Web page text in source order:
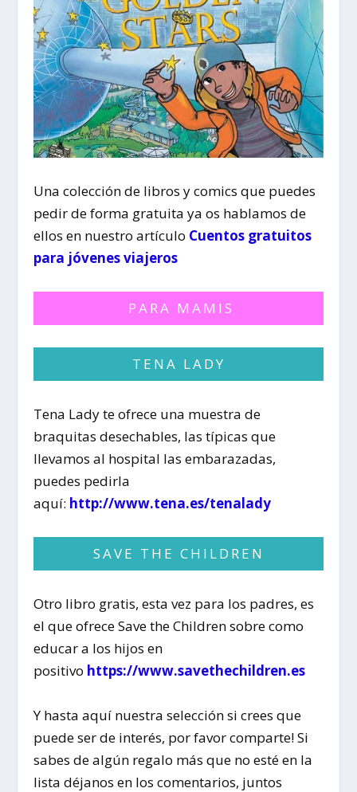
Una colección de libros y comics que puedes
pedir de forma gratuita ya os hablamos de
ellos en nuestro artículo Cuentos gratuitos
para jóvenes viajeros
PARA MAMIS
TENA LADY
Tena Lady te ofrece una muestra de
braquitas desechables, las típicas que
llevamos al hospital las embarazadas,
puedes pedirla
aquí: http://www.tena.es/tenalady
SAVE THE CHILDREN
Otro libro gratis, esta vez para los padres, es
el que ofrece Save the Children sobre como
educar a los hijos en
positivo https://www.savethechildren.es
Y hasta aquí nuestra selección si crees que
puede ser de interés, por favor comparte! Si
sabes de algún regalo más que no esté en la
lista déjanos en los comentarios, juntos